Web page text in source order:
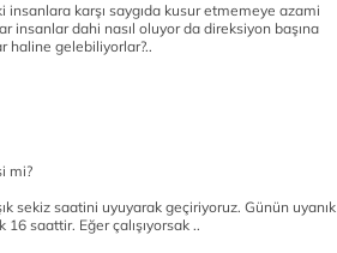
karşı saygıda kusur etmemeye azami
insanlar dahi nasıl oluyor da direksiyon başına
haline gelebiliyorlar?..
mi?
sekiz saatini uyuyarak geçiriyoruz. Günün uyanık
saattir. Eğer çalışıyorsak ..